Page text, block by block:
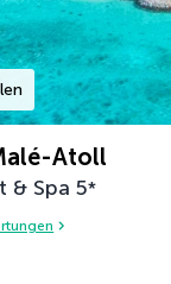
Atoll
& Spa 5*